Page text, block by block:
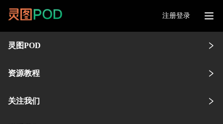
注册登录
灵图POD
资源教程
关注我们